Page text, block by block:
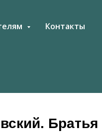
Контакты